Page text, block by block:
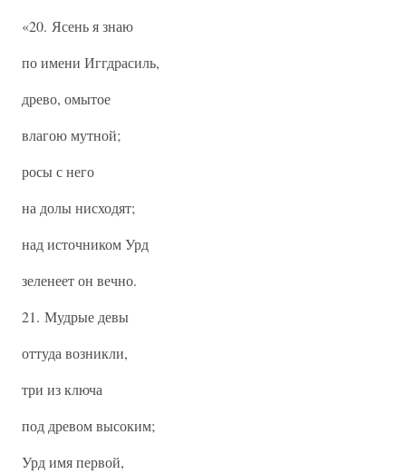
«20. Ясень я знаю
по имени Иггдрасиль,
древо, омытое
влагою мутной;
росы с него
на долы нисходят;
над источником Урд
зеленеет он вечно.
21. Мудрые девы
оттуда возникли,
три из ключа
под древом высоким;
Урд имя первой,